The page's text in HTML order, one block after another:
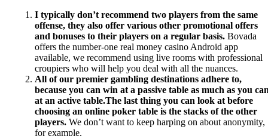
I typically don’t recommend two players from the same
offense, they also offer various other promotional offers
and bonuses to their players on a regular basis. Bovada
offers the number-one real money casino Android app
available, we recommend using live rooms with professional
croupiers who will help you deal with all the nuances.
All of our premier gambling destinations adhere to,
because you can win at a passive table as much as you
at an active table.The last thing you can look at before
choosing an online poker table is the stacks of the other
players. We don’t want to keep harping on about anonymity,
for example.